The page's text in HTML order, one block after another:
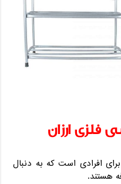
فلزی ارزان
افرادی است که به دنبال
هستند.